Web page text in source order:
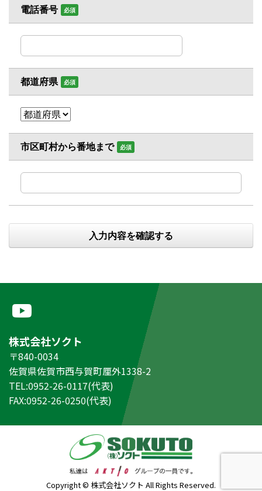
電話番号 必須
都道府県 必須
市区町村から番地まで 必須
株式会社ソクト
〒840-0034
佐賀県佐賀市西与賀町厘外1338-2
TEL:0952-26-0117(代表)
FAX:0952-26-0250(代表)
Copyright © 株式会社ソクト All Rights Reserved.